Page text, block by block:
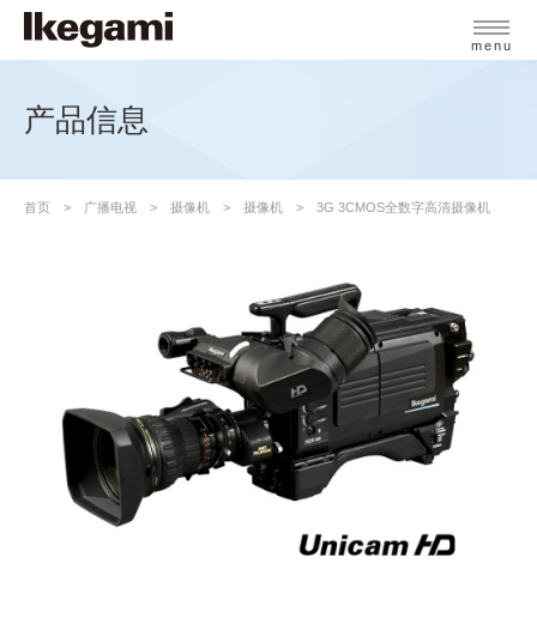
menu
产品信息
首页 广播电视 摄像机 摄像机 3G 3CMOS全数字高清摄像机